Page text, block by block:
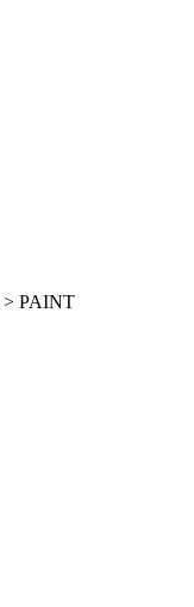
> PAINT